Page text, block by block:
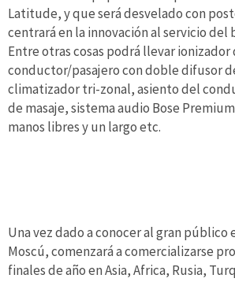
Latitude, y que será desvelado con
centrará en la innovación al servicio del
Entre otras cosas podrá llevar ionizador
conductor/pasajero con doble difusor
climatizador tri-zonal, asiento del
de masaje, sistema audio Bose
manos libres y un largo etc.
Una vez dado a conocer al gran público
Moscú, comenzará a comercializarse
finales de año en Asia, Africa, Rusia,